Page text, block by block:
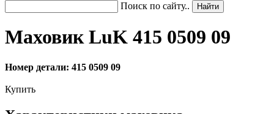
Поиск по сайту..
Маховик LuK 415 0509 09
Номер детали: 415 0509 09
Купить